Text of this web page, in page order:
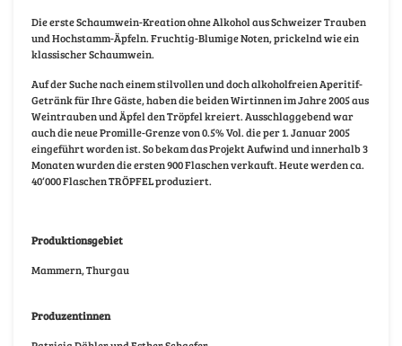
Die erste Schaumwein-Kreation ohne Alkohol aus Schweizer Trauben
und Hochstamm-Äpfeln. Fruchtig-Blumige Noten, prickelnd wie ein
klassischer Schaumwein.
Auf der Suche nach einem stilvollen und doch alkoholfreien Aperitif-
Getränk für Ihre Gäste, haben die beiden Wirtinnen im Jahre 2005 aus
Weintrauben und Äpfel den Tröpfel kreiert. Ausschlaggebend war
auch die neue Promille-Grenze von 0.5% Vol. die per 1. Januar 2005
eingeführt worden ist. So bekam das Projekt Aufwind und innerhalb 3
Monaten wurden die ersten 900 Flaschen verkauft. Heute werden ca.
40‘000 Flaschen TRÖPFEL produziert.
Produktionsgebiet
Mammern, Thurgau
Produzentinnen